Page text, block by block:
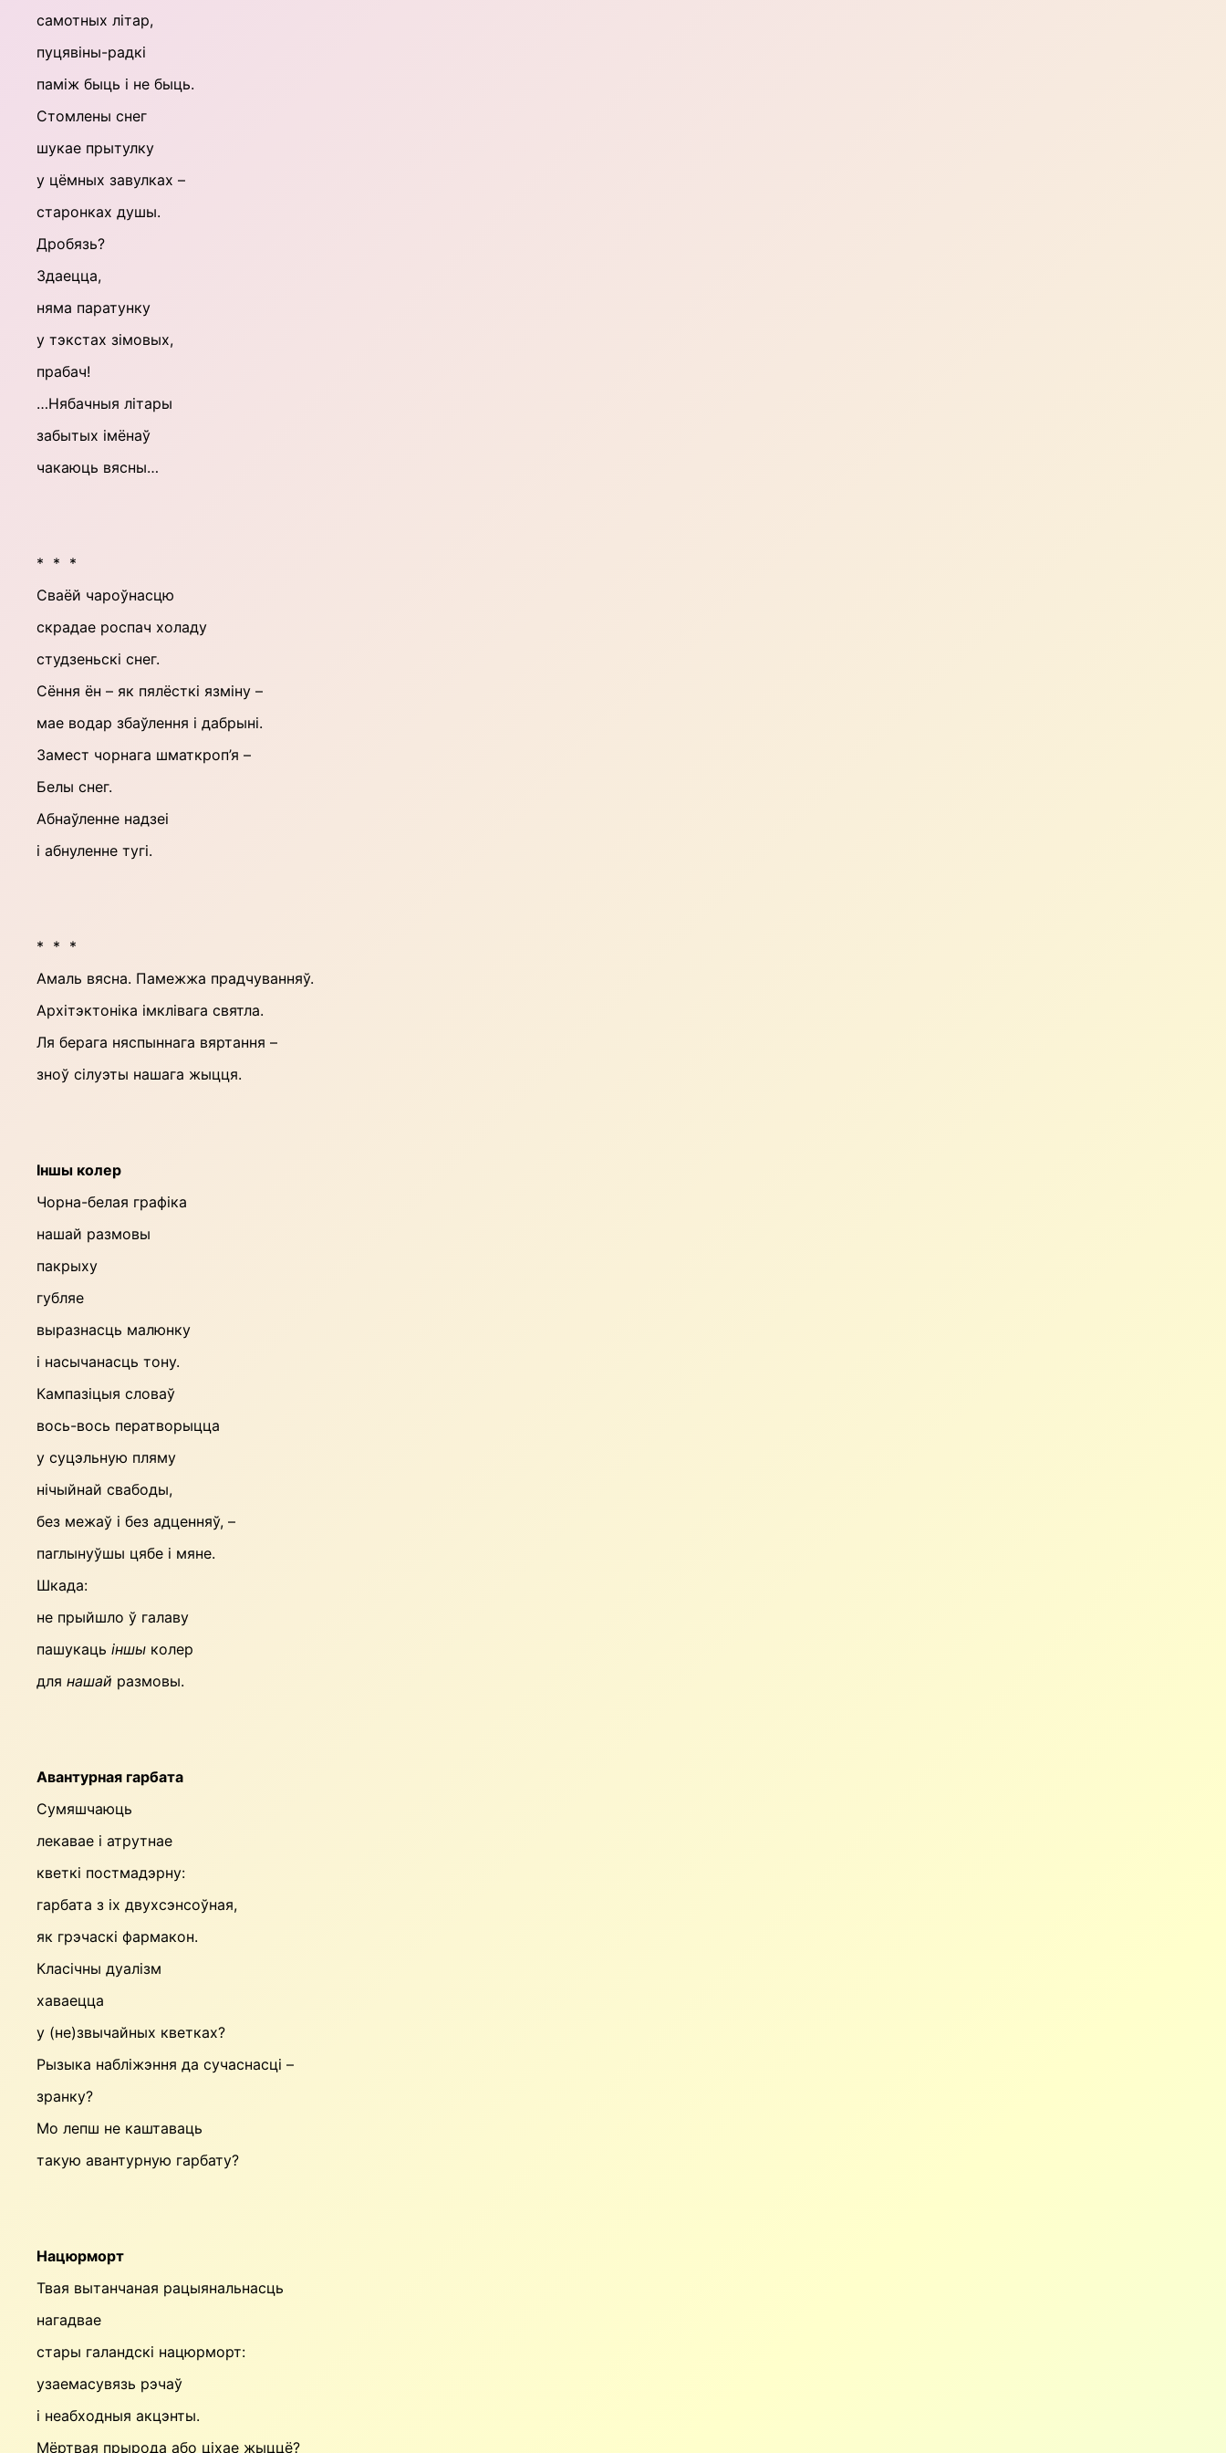
самотных літар,
пуцявіны-радкі
паміж быць і не быць.
Стомлены снег
шукае прытулку
у цёмных завулках –
старонках душы.
Дробязь?
Здаецца,
няма паратунку
у тэкстах зімовых,
прабач!
…Нябачныя літары
забытых імёнаў
чакаюць вясны…
* * *
Сваёй чароўнасцю
скрадае роспач холаду
студзеньскі снег.
Сёння ён – як пялёсткі язміну –
мае водар збаўлення і дабрыні.
Замест чорнага шматкроп’я –
Белы снег.
Абнаўленне надзеі
і абнуленне тугі.
* * *
Амаль вясна. Памежжа прадчуванняў.
Архітэктоніка імклівага святла.
Ля берага няспыннага вяртання –
зноў сілуэты нашага жыцця.
Іншы колер
Чорна-белая графіка
нашай размовы
пакрыху
губляе
выразнасць малюнку
і насычанасць тону.
Кампазіцыя словаў
вось-вось ператворыцца
у суцэльную пляму
нічыйнай свабоды,
без межаў і без адценняў, –
паглынуўшы цябе і мяне.
Шкада:
не прыйшло ў галаву
пашукаць іншы колер
для нашай размовы.
Авантурная гарбата
Сумяшчаюць
лекавае і атрутнае
кветкі постмадэрну:
гарбата з іх двухсэнсоўная,
як грэчаскі фармакон.
Класічны дуалізм
хаваецца
у (не)звычайных кветках?
Рызыка набліжэння да сучаснасці –
зранку?
Мо лепш не каштаваць
такую авантурную гарбату?
Нацюрморт
Твая вытанчаная рацыянальнасць
нагадвае
стары галандскі нацюрморт:
узаемасувязь рэчаў
і неабходныя акцэнты.
Мёртвая прырода або ціхае жыццё?